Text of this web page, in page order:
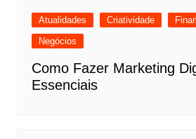
Atualidades Criatividade
Negócios
Como Fazer Marketing
Essenciais